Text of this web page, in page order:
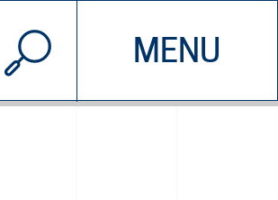
MENU
CHI SIAMO
© 2026 EDDYBURG